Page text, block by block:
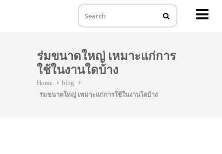
ร่มขนาดใหญ่ เหมาะแก่การ
ใช้ในงานใดบ้าง
Home
blog
ร่มขนาดใหญ่ เหมาะแก่การใช้ในงานใดบ้าง